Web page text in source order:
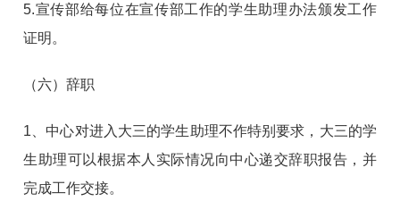
5.宣传部给每位在宣传部工作的学生助理办法颁发工作
证明。
（六）辞职
1、中心对进入大三的学生助理不作特别要求，大三的学
生助理可以根据本人实际情况向中心递交辞职报告，并
完成工作交接。